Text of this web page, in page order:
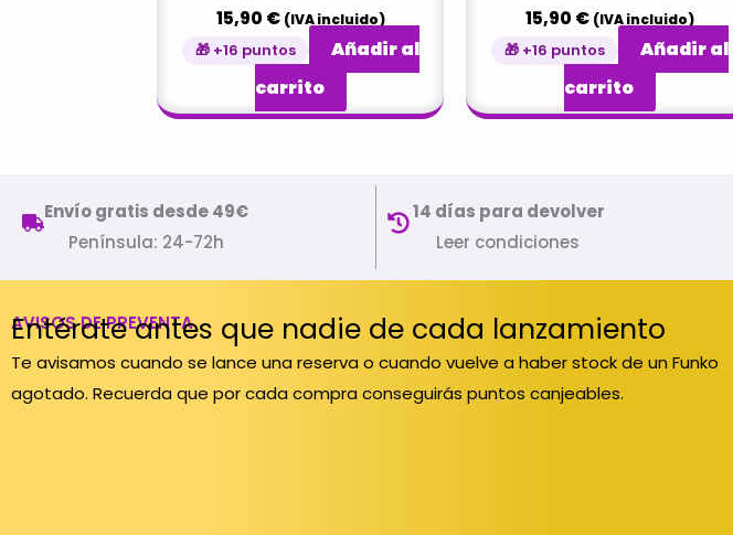
15,90 € (IVA incluido)
🎁 +16 puntos
Añadir al
carrito
15,90 € (IVA incluido)
🎁 +16 puntos
Añadir al
carrito
Envío gratis desde 49€
Península: 24-72h
14 días para devolver
Leer condiciones
AVISOS DE PREVENTA
Entérate antes que nadie de cada lanzamiento
Te avisamos cuando se lance una reserva o cuando vuelve a haber stock de un Funko
agotado. Recuerda que por cada compra conseguirás puntos canjeables.